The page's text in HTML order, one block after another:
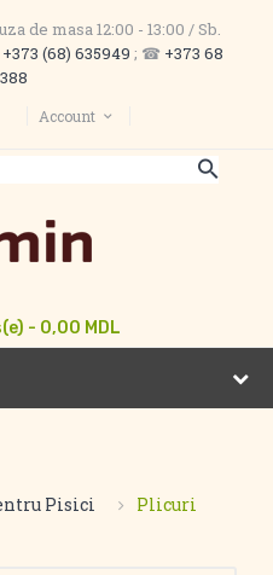
de masa 12:00 - 13:00 / Sb.
+373 (68) 635949 ; ☎ +373 68
Account
- 0,00 MDL
Pisici Plicuri